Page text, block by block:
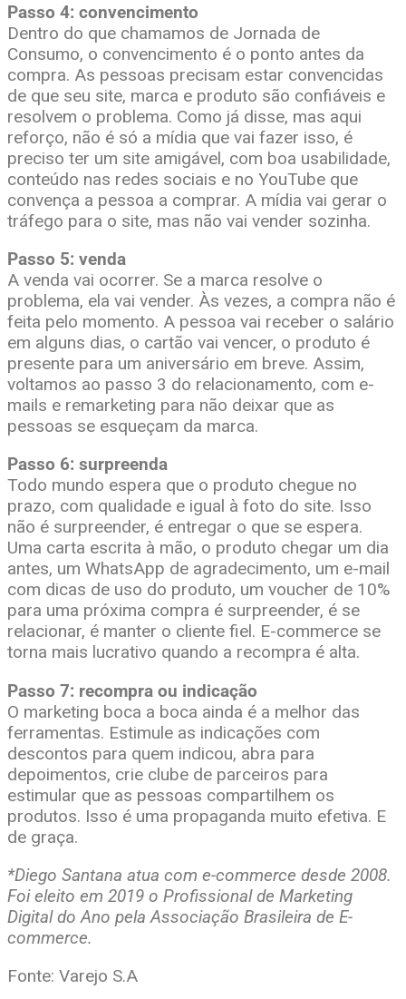
Passo 4: convencimento
Dentro do que chamamos de Jornada de
Consumo, o convencimento é o ponto antes da
compra. As pessoas precisam estar convencidas
de que seu site, marca e produto são confiáveis e
resolvem o problema. Como já disse, mas aqui
reforço, não é só a mídia que vai fazer isso, é
preciso ter um site amigável, com boa usabilidade,
conteúdo nas redes sociais e no YouTube que
convença a pessoa a comprar. A mídia vai gerar o
tráfego para o site, mas não vai vender sozinha.
Passo 5: venda
A venda vai ocorrer. Se a marca resolve o
problema, ela vai vender. Às vezes, a compra não é
feita pelo momento. A pessoa vai receber o salário
em alguns dias, o cartão vai vencer, o produto é
presente para um aniversário em breve. Assim,
voltamos ao passo 3 do relacionamento, com e-
mails e remarketing para não deixar que as
pessoas se esqueçam da marca.
Passo 6: surpreenda
Todo mundo espera que o produto chegue no
prazo, com qualidade e igual à foto do site. Isso
não é surpreender, é entregar o que se espera.
Uma carta escrita à mão, o produto chegar um dia
antes, um WhatsApp de agradecimento, um e-mail
com dicas de uso do produto, um voucher de 10%
para uma próxima compra é surpreender, é se
relacionar, é manter o cliente fiel. E-commerce se
torna mais lucrativo quando a recompra é alta.
Passo 7: recompra ou indicação
O marketing boca a boca ainda é a melhor das
ferramentas. Estimule as indicações com
descontos para quem indicou, abra para
depoimentos, crie clube de parceiros para
estimular que as pessoas compartilhem os
produtos. Isso é uma propaganda muito efetiva. E
de graça.
*Diego Santana atua com e-commerce desde 2008.
Foi eleito em 2019 o Profissional de Marketing
Digital do Ano pela Associação Brasileira de E-
commerce.
Fonte: Varejo S.A